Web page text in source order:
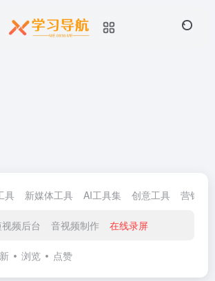
具 新媒体工具 AI工具集 创意工具 营销工
视频后台 音视频制作 在线录屏
浏览 点赞